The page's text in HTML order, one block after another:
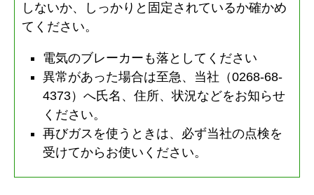
しないか、しっかりと固定されているか確かめ
てください。
電気のブレーカーも落としてください
異常があった場合は至急、当社（0268-68-
4373）へ氏名、住所、状況などをお知らせ
ください。
再びガスを使うときは、必ず当社の点検を
受けてからお使いください。